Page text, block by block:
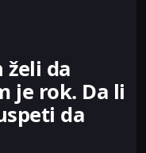
želi da
je rok. Da li
da